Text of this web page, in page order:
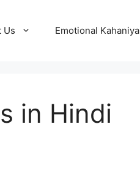
Us Emotional Kahaniya
in Hindi